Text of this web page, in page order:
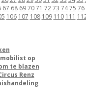
67 68 69 70 71 72 73 74 75 76
106 107 108 109 110 111
op
te blazen
Renz